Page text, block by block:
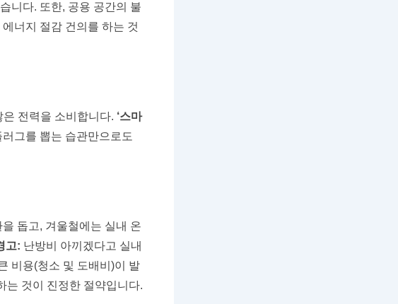
니다. 또한, 공용 공간의 불
너지 절감 건의를 하는 것
전력을 소비합니다. ‘스마
그를 뽑는 습관만으로도
돕고, 겨울철에는 실내 온
고: 난방비 아끼겠다고 실내
비용(청소 및 도배비)이 발
는 것이 진정한 절약입니다.